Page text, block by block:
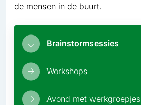
de mensen in de buurt.
Brainstormsessies
Workshops
Avond met werkgroepjes